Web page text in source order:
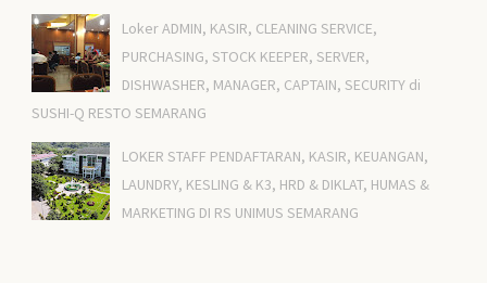
Loker ADMIN, KASIR, CLEANING SERVICE,
PURCHASING, STOCK KEEPER, SERVER,
DISHWASHER, MANAGER, CAPTAIN, SECURITY di
SUSHI-Q RESTO SEMARANG
LOKER STAFF PENDAFTARAN, KASIR, KEUANGAN,
LAUNDRY, KESLING & K3, HRD & DIKLAT, HUMAS &
MARKETING DI RS UNIMUS SEMARANG